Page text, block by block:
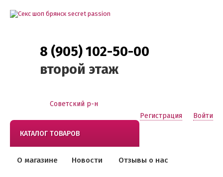
8 (905) 102-50-00
второй этаж
Советский р-н
Регистрация
Войти
КАТАЛОГ ТОВАРОВ
О магазине Новости Отзывы о нас